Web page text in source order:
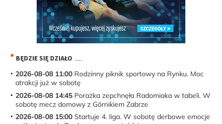
BĘDZIE SIĘ DZIAŁO
2026-08-08 11:00 Rodzinny piknik sportowy na Rynku. Moc
atrakcji już w sobotę
2026-08-08 14:45 Porażka zepchnęła Radomiaka w tabeli. W
sobotę mecz domowy z Górnikiem Zabrze
2026-08-08 15:00 Startuje 4. liga. W sobotę derbowe emocje